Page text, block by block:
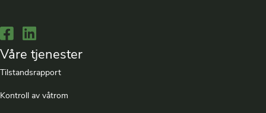
Lenke til Facebook
Lenke til LinkedIn
Våre tjenester
Tilstandsrapport
Kontroll av våtrom